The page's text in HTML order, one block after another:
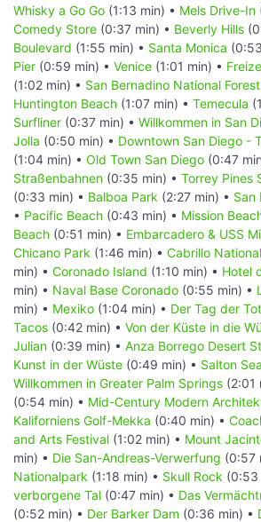
Whisky a Go Go (1:13 min) • Mels Drive-In
Comedy Store (0:37 min) • Beverly Hills
Boulevard (1:55 min) • Santa Monica
Pier (0:59 min) • Venice (1:01 min) •
(1:02 min) • San Bernadino National Forest
Huntington Beach (1:07 min) • Temecula
Surfliner (0:37 min) • Willkommen in San
Jolla (0:50 min) • Downtown San Diego -
(1:04 min) • Old Town San Diego (0:47
Straßenbahnen (0:35 min) • Torrey Pines
(0:33 min) • Balboa Park (2:27 min) • San
• Pacific Beach (0:43 min) • Mission
Beach (0:51 min) • Embarcadero & USS
Chicano Park (1:46 min) • Cabrillo
min) • Coronado Island (1:10 min) • Hotel
min) • Naval Base Coronado (0:55 min) •
min) • Mexiko (1:04 min) • Der Tag der
Tacos (0:42 min) • Von der Küste in die
Julian (0:39 min) • Anza Borrego Desert
Kunst in der Wüste (0:49 min) • Salton Sea
Willkommen in Greater Palm Springs (2:01
(0:54 min) • Mid-Century Modern
Kaliforniens Golf-Mekka (0:40 min) •
and Arts Festival (1:02 min) • Mount
min) • Die San-Andreas-Verwerfung (0:57
Nationalpark (1:18 min) • Skull Rock (0:53
verborgene Tal (0:47 min) • Das
(0:52 min) • Der Barker Dam (0:36 min) •